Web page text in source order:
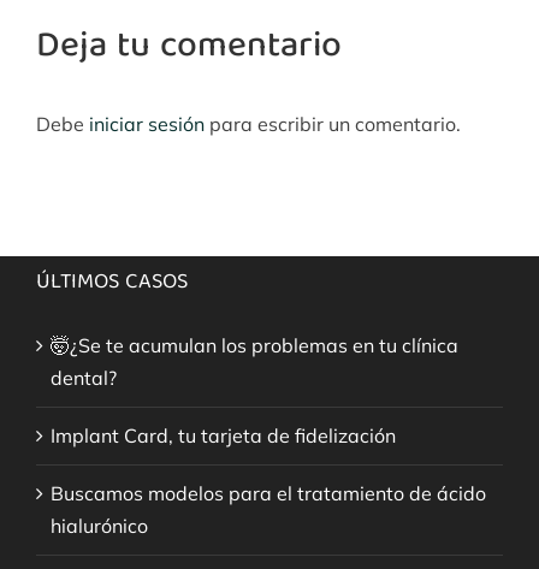
Deja tu comentario
Debe iniciar sesión para escribir un comentario.
ÚLTIMOS CASOS
🤯¿Se te acumulan los problemas en tu clínica
dental?
Implant Card, tu tarjeta de fidelización
Buscamos modelos para el tratamiento de ácido
hialurónico